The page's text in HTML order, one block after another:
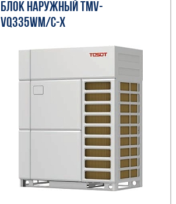
БЛОК НАРУЖНЫЙ TMV-
VQ335WM/C-X